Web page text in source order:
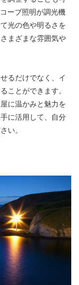
ーブ照明が調光機
光の色や明るさを
まざまな雰囲気や
るだけでなく、イ
ことができます。
に温かみと魅力を
に活用して、自分
い。